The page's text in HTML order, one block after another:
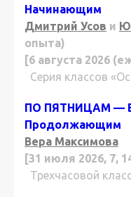
Начинающим
Дмитрий Усов и
опыта)
[6 августа 2026
Серия классов
ПО ПЯТНИЦАМ —
Продолжающим
Вера Максимова
[31 июля 2026, 7,
Трехчасовой